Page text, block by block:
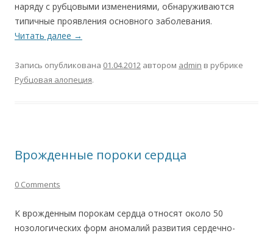
наряду с рубцовыми изменениями, обнаруживаются
типичные проявления основного заболевания.
Читать далее →
Запись опубликована 01.04.2012 автором admin в рубрике
Рубцовая алопеция.
Врожденные пороки сердца
0 Comments
К врожденным порокам сердца относят около 50
нозологических форм аномалий развития сердечно-